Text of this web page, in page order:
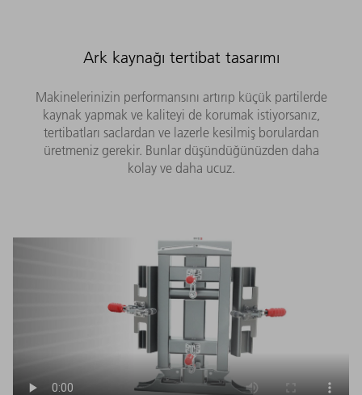
Ark kaynağı tertibat tasarımı
Makinelerinizin performansını artırıp küçük partilerde
kaynak yapmak ve kaliteyi de korumak istiyorsanız,
tertibatları saclardan ve lazerle kesilmiş borulardan
üretmeniz gerekir. Bunlar düşündüğünüzden daha
kolay ve daha ucuz.